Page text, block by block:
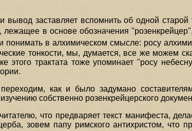
вывод заставляет вспомнить об одной
лежащее в основе обозначения
понимать в алхимическом смысле: росу
тонкости, мы, думается, все же можем
этого трактата тоже упоминает "росу
как и было задумано
собственно розенкрейцерского
что предваряет текст манифеста,
зовем папу римского антихристом,